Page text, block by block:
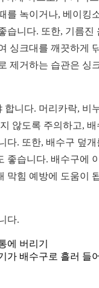
를 녹이거나, 베이킹
습니다. 또한, 기름진
싱크대를 깨끗하게
제거하는 습관은 싱
합니다. 머리카락, 비
않도록 주의하고, 배
다. 또한, 배수구 덮개
좋습니다. 배수구에
막힘 예방에 도움이
다.
에 버리기
가 배수구로 흘러 들